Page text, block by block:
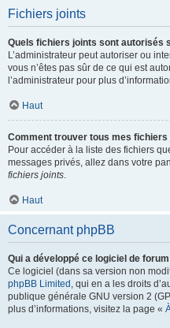
Fichiers joints
Quels fichiers joints sont autorisés
L’administrateur peut autoriser ou
vous n’êtes pas sûr de ce qui est
l’administrateur pour plus
Haut
Comment trouver tous mes fichiers
Pour accéder à la liste des fichiers
messages privés, allez dans votre
fichiers joints.
Haut
Concernant phpBB
Qui a développé ce logiciel de
Ce logiciel (dans sa version non
phpBB Limited , qui en a les droits
publique générale GNU version 2
plus d’informations, visitez la page «